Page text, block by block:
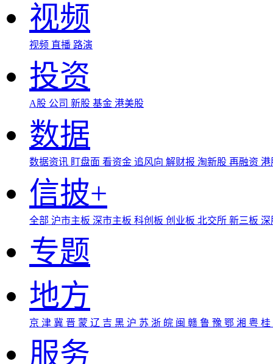
视频
视频 直播 路演
投资
A股 公司 新股 基金 港美股
数据
数据资讯 盯盘面 看资金 追风向 解财报 淘新股 再融资
信披+
全部 沪市主板 深市主板 科创板 创业板 北交所 新三板
专题
地方
京 津 冀 晋 蒙 辽 吉 黑 沪 苏 浙 皖 闽 赣 鲁 豫 鄂 湘 粤 桂
服务